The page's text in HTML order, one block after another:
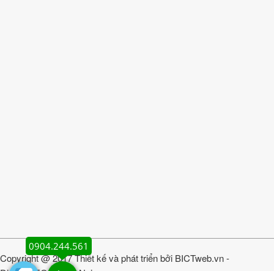
Copyright @ 2017 Thiết kế và phát triển bởi BICTweb.vn-
0904.244.561